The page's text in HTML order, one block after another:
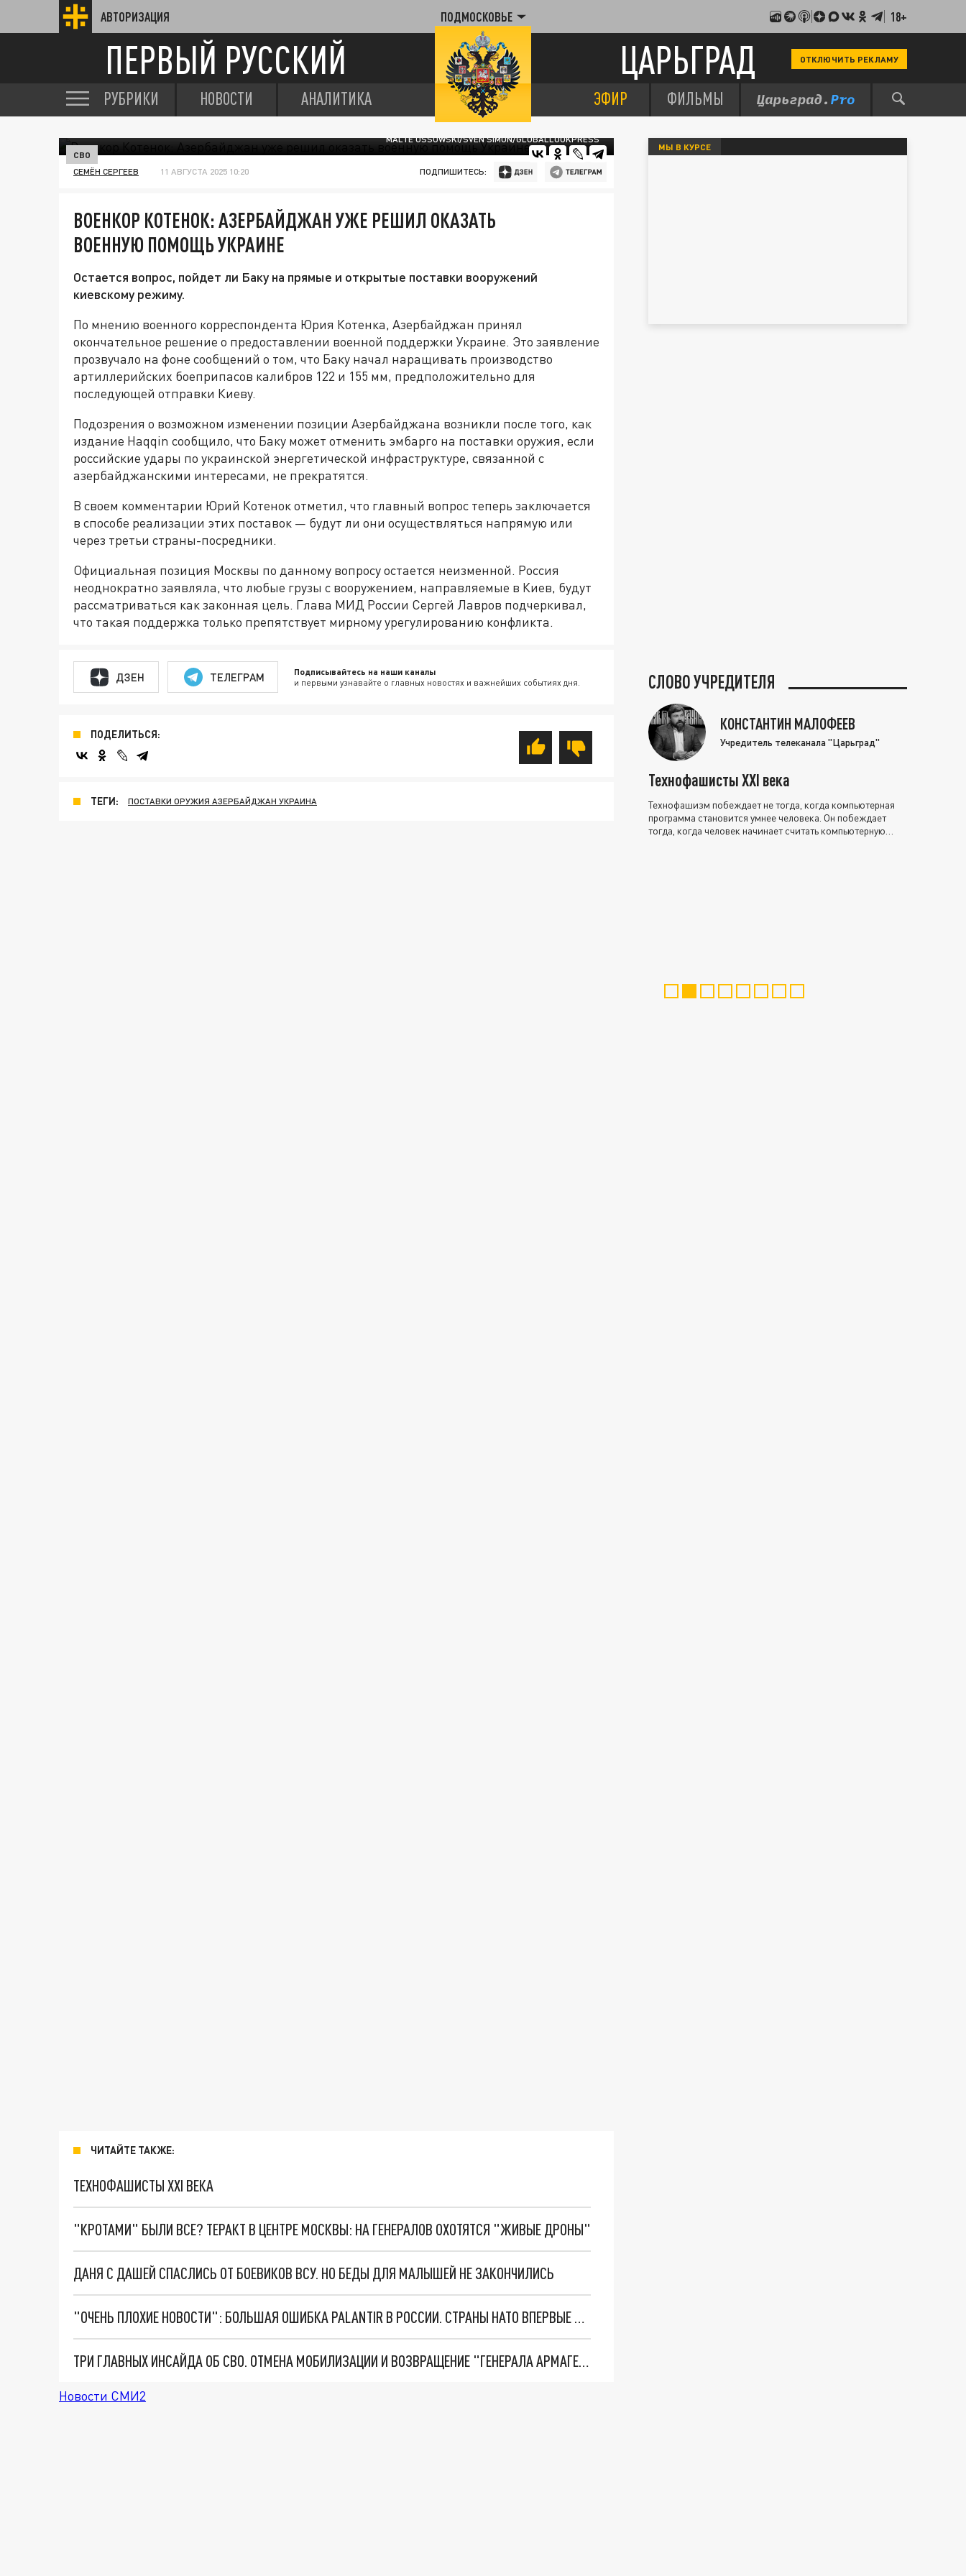
АВТОРИЗАЦИЯ ПОДМОСКОВЬЕ 18+
ПЕРВЫЙ РУССКИЙ ЦАРЬГРАД ОТКЛЮЧИТЬ РЕКЛАМУ
РУБРИКИ НОВОСТИ АНАЛИТИКА ЭФИР ФИЛЬМЫ
MALTE OSSOWSKI/SVEN SIMON/GLOBALLOOKPRESS
СВО
СЕМЁН СЕРГЕЕВ 11 АВГУСТА 2025 10:20 ПОДПИШИТЕСЬ:
ВОЕНКОР КОТЕНОК: АЗЕРБАЙДЖАН УЖЕ РЕШИЛ ОКАЗАТЬ
ВОЕННУЮ ПОМОЩЬ УКРАИНЕ
Остается вопрос, пойдет ли Баку на прямые и открытые поставки вооружений
киевскому режиму.
По мнению военного корреспондента Юрия Котенка, Азербайджан принял
окончательное решение о предоставлении военной поддержки Украине. Это заявление
прозвучало на фоне сообщений о том, что Баку начал наращивать производство
артиллерийских боеприпасов калибров 122 и 155 мм, предположительно для
последующей отправки Киеву.
Подозрения о возможном изменении позиции Азербайджана возникли после того, как
издание Haqqin сообщило, что Баку может отменить эмбарго на поставки оружия, если
российские удары по украинской энергетической инфраструктуре, связанной с
азербайджанскими интересами, не прекратятся.
В своем комментарии Юрий Котенок отметил, что главный вопрос теперь заключается
в способе реализации этих поставок — будут ли они осуществляться напрямую или
через третьи страны-посредники.
Официальная позиция Москвы по данному вопросу остается неизменной. Россия
неоднократно заявляла, что любые грузы с вооружением, направляемые в Киев, будут
рассматриваться как законная цель. Глава МИД России Сергей Лавров подчеркивал,
что такая поддержка только препятствует мирному урегулированию конфликта.
ДЗЕН ТЕЛЕГРАМ Подписывайтесь на наши каналы
и первыми узнавайте о главных новостях и важнейших событиях дня.
ПОДЕЛИТЬСЯ:
ТЕГИ: ПОСТАВКИ ОРУЖИЯ АЗЕРБАЙДЖАН УКРАИНА
ЧИТАЙТЕ ТАКЖЕ:
ТЕХНОФАШИСТЫ XXI ВЕКА
"КРОТАМИ" БЫЛИ ВСЕ? ТЕРАКТ В ЦЕНТРЕ МОСКВЫ: НА ГЕНЕРАЛОВ ОХОТЯТСЯ "ЖИВЫЕ ДРОНЫ"
ДАНЯ С ДАШЕЙ СПАСЛИСЬ ОТ БОЕВИКОВ ВСУ. НО БЕДЫ ДЛЯ МАЛЫШЕЙ НЕ ЗАКОНЧИЛИСЬ
"ОЧЕНЬ ПЛОХИЕ НОВОСТИ": БОЛЬШАЯ ОШИБКА PALANTIR В РОССИИ. СТРАНЫ НАТО ВПЕРВЫЕ ЗА СВО ОСТАНОВИЛИ ПОСТАВКИ ОРУЖИЯ. ВСУ ТЕРЯЮТ ПРИГРАНИЧЬЕ?
ТРИ ГЛАВНЫХ ИНСАЙДА ОБ СВО. ОТМЕНА МОБИЛИЗАЦИИ И ВОЗВРАЩЕНИЕ "ГЕНЕРАЛА АРМАГЕДДОНА"? ОТЛИЧНЫЕ НОВОСТИ, КОТОРЫЕ ЖДАЛИ ВСЕ
Новости СМИ2
МЫ В КУРСЕ
СЛОВО УЧРЕДИТЕЛЯ
КОНСТАНТИН МАЛОФЕЕВ
Учредитель телеканала "Царьград"
Технофашисты XXI века
Технофашизм побеждает не тогда, когда компьютерная
программа становится умнее человека. Он побеждает
тогда, когда человек начинает считать компьютерную